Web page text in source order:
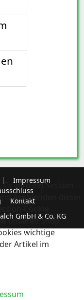
Impressum
Kontakt
GmbH & Co. KG
wird ein Session-
Ausblenden dieser
Cookie
unseren Shop
wichtige
Artikel im